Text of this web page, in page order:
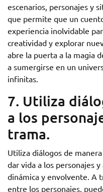
escenarios, personajes y
que permite que un
experiencia inolvidable
creatividad y explorar
abre la puerta a la magia
a sumergirse en un
infinitas.
7. Utiliza
a los
trama.
Utiliza diálogos de
dar vida a los personajes
dinámica y envolvente. A
entre los personajes,